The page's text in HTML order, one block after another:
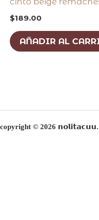
$189.00
AÑADIR AL
copyright © 2026